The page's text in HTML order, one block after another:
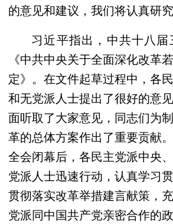
的意见和建议，我们将认真研究
习近平指出，中共十八届
《中共中央关于全面深化改革
定》。在文件起草过程中，各
和无党派人士提出了很好的意
面听取了大家意见，同志们为
革的总体方案作出了重要贡献
全会闭幕后，各民主党派中央
党派人士迅速行动，认真学习
贯彻落实改革举措建言献策，
党派同中国共产党亲密合作的